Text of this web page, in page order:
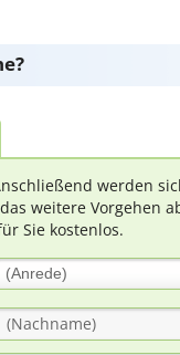
werden
weitere Vorgehen
Sie kostenlos.
(Anrede)